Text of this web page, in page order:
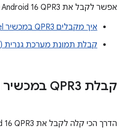
אפשר לקבל את Android 16 QPR3 באחת מהדרכים הבאות:
איך מקבלים QPR3 במכשיר Google Pixel
קבלת תמונת מערכת גנרית (GSI)
קבלת QPR3 במכשיר Google Pixel
הדרך הכי קלה לקבל את Android 16 QPR3 במכשיר Pixel היא